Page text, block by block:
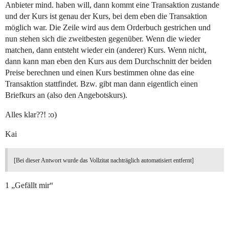
Anbieter mind. haben will, dann kommt eine Transaktion zustande
und der Kurs ist genau der Kurs, bei dem eben die Transaktion
möglich war. Die Zeile wird aus dem Orderbuch gestrichen und
nun stehen sich die zweitbesten gegenüber. Wenn die wieder
matchen, dann entsteht wieder ein (anderer) Kurs. Wenn nicht,
dann kann man eben den Kurs aus dem Durchschnitt der beiden
Preise berechnen und einen Kurs bestimmen ohne das eine
Transaktion stattfindet. Bzw. gibt man dann eigentlich einen
Briefkurs an (also den Angebotskurs).
Alles klar??! :o)
Kai
[Bei dieser Antwort wurde das Vollzitat nachträglich automatisiert entfernt]
1 „Gefällt mir“